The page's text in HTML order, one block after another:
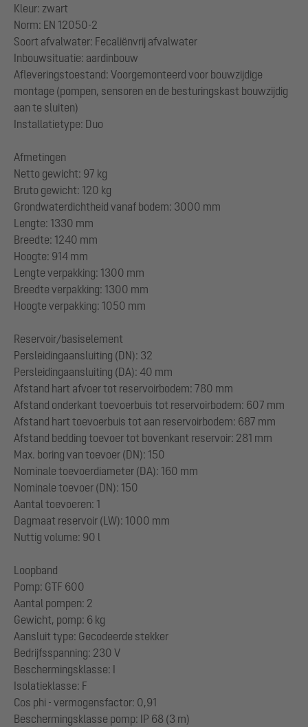
Kleur: zwart
Norm: EN 12050-2
Soort afvalwater: Fecaliënvrij afvalwater
Inbouwsituatie: aardinbouw
Afleveringstoestand: Voorgemonteerd voor bouwzijdige
montage (pompen, sensoren en de besturingskast bouwzijdig
aan te sluiten)
Installatietype: Duo
Afmetingen
Netto gewicht: 97 kg
Bruto gewicht: 120 kg
Grondwaterdichtheid vanaf bodem: 3000 mm
Lengte: 1330 mm
Breedte: 1240 mm
Hoogte: 914 mm
Lengte verpakking: 1300 mm
Breedte verpakking: 1300 mm
Hoogte verpakking: 1050 mm
Reservoir/basiselement
Persleidingaansluiting (DN): 32
Persleidingaansluiting (DA): 40 mm
Afstand hart afvoer tot reservoirbodem: 780 mm
Afstand onderkant toevoerbuis tot reservoirbodem: 607 mm
Afstand hart toevoerbuis tot aan reservoirbodem: 687 mm
Afstand bedding toevoer tot bovenkant reservoir: 281 mm
Max. boring van toevoer (DN): 150
Nominale toevoerdiameter (DA): 160 mm
Nominale toevoer (DN): 150
Aantal toevoeren: 1
Dagmaat reservoir (LW): 1000 mm
Nuttig volume: 90 l
Loopband
Pomp: GTF 600
Aantal pompen: 2
Gewicht, pomp: 6 kg
Aansluit type: Gecodeerde stekker
Bedrijfsspanning: 230 V
Beschermingsklasse: I
Isolatieklasse: F
Cos phi - vermogensfactor: 0,91
Beschermingsklasse pomp: IP 68 (3 m)